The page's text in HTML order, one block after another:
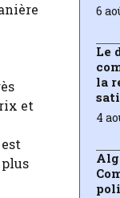
et
6
Le
la
4